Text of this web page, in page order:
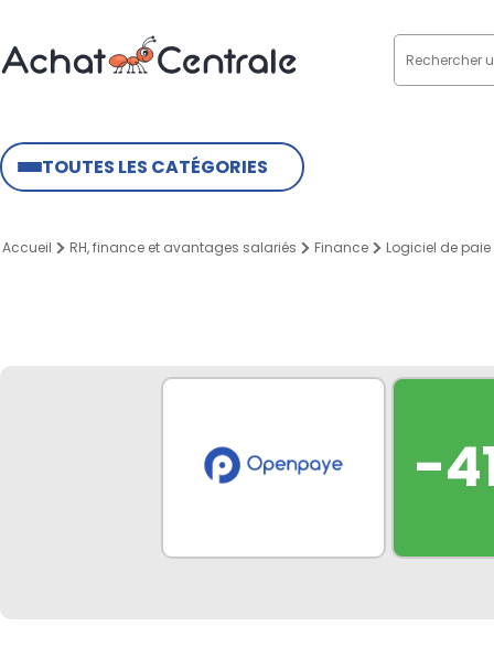
TOUTES LES CATÉGORIES
Accueil RH, finance et avantages salariés Finance Logiciel de paie
-